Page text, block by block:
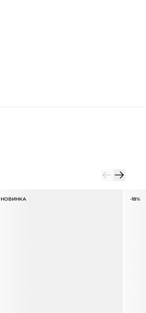
НОВИНКА -18%